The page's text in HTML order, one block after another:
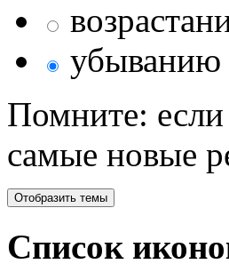
убыванию
Помните:
самые новые
Список